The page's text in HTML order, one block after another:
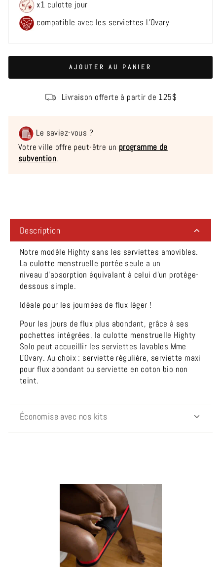
x1 culotte jour
compatible avec les serviettes L'Ovary
AJOUTER AU PANIER
Livraison offerte à partir de 125$
Le saviez-vous ?
Votre ville offre peut-être un programme de
subvention.
Description
Notre modèle Highty sans les serviettes amovibles.
La culotte menstruelle portée seule a un
niveau d'absorption équivalant à celui d'un protège-
dessous simple.
Idéale pour les journées de flux léger !
Pour les jours de flux plus abondant, grâce à ses
pochettes intégrées, la culotte menstruelle Highty
Solo peut accueillir les serviettes lavables Mme
L'Ovary. Au choix : serviette régulière, serviette maxi
pour flux abondant ou serviette en coton bio non
teint.
Économise avec nos kits